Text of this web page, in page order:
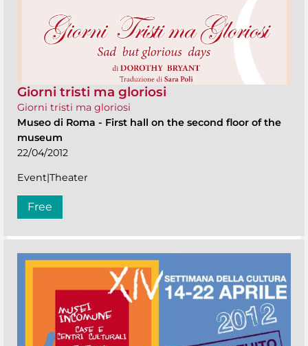
Giorni tristi ma gloriosi
Giorni tristi ma gloriosi
Museo di Roma - First hall on the second floor of the
museum
22/04/2012
Event|Theater
Free